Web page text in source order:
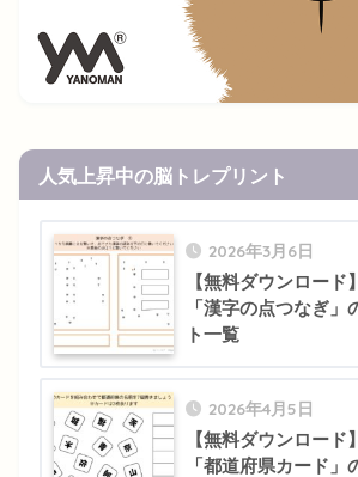
人気上昇中の脳トレプリント
2026年3月6日
【無料ダウンロード
「漢字の点つなぎ」
ト一覧
2026年4月5日
【無料ダウンロード
「都道府県カード」